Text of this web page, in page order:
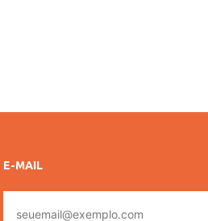
E-MAIL
mail